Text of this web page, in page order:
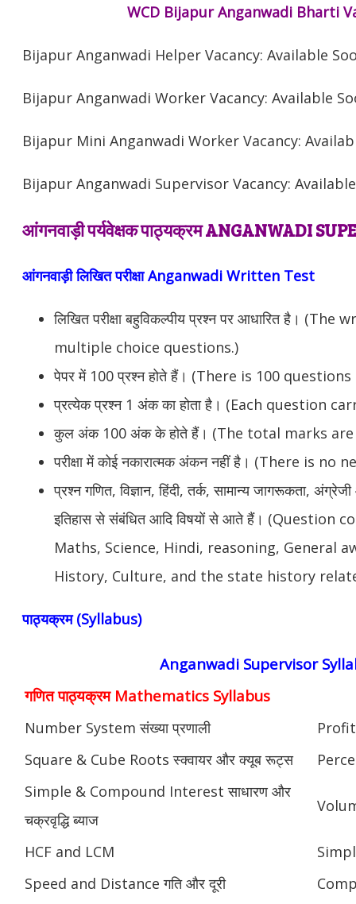
WCD Bijapur Anganwadi Bharti
Bijapur Anganwadi Helper Vacancy: Available
Bijapur Anganwadi Worker Vacancy: Available
Bijapur Mini Anganwadi Worker Vacancy:
Bijapur Anganwadi Supervisor Vacancy:
आंगनवाड़ी पर्यवेक्षक पाठ्यक्रम ANGANWADI
आंगनवाड़ी लिखित परीक्षा Anganwadi Written Test
लिखित परीक्षा बहुविकल्पीय प्रश्न पर आधारित है।
multiple choice questions.)
पेपर में 100 प्रश्न होते हैं। (There is 100
प्रत्येक प्रश्न 1 अंक का होता है। (Each question
कुल अंक 100 अंक के होते हैं। (The total marks
परीक्षा में कोई नकारात्मक अंकन नहीं है। (There is
प्रश्न गणित, विज्ञान, हिंदी, तर्क, सामान्य जागरूकता,
इतिहास से संबंधित आदि विषयों से आते हैं।
Maths, Science, Hindi, reasoning, General
History, Culture, and the state history
पाठ्यक्रम (Syllabus)
Anganwadi Supervisor
गणित पाठ्यक्रम Mathematics Syllabus
Number System संख्या प्रणाली
Profit
Square & Cube Roots स्क्वायर और क्यूब रूट्स
Simple & Compound Interest साधारण और
चक्रवृद्धि ब्याज
HCF and LCM
Speed and Distance गति और दूरी